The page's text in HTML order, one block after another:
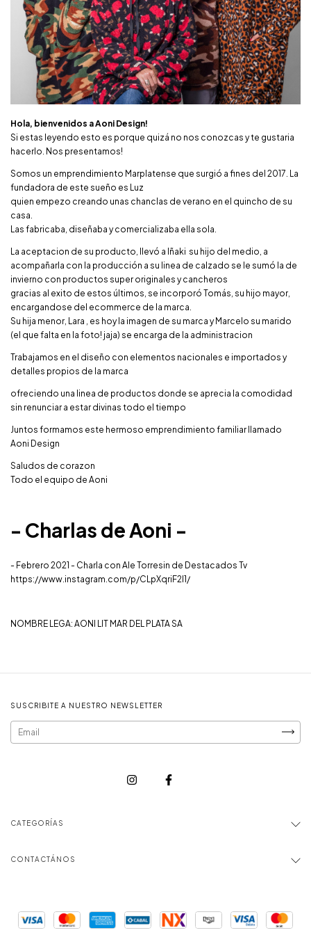
Hola, bienvenidos a Aoni Design!
Si estas leyendo esto es porque quizá no nos conozcas y te gustaria
hacerlo. Nos presentamos!
Somos un emprendimiento Marplatense que surgió a fines del 2017. La
fundadora de este sueño es Luz
quien empezo creando unas chanclas de verano en el quincho de su
casa.
Las fabricaba, diseñaba y comercializaba ella sola.
La aceptacion de su producto, llevó a Iñaki su hijo del medio, a
acompañarla con la producción a su linea de calzado se le sumó la de
invierno con productos super originales y cancheros
gracias al exito de estos últimos, se incorporó Tomás, su hijo mayor,
encargandose del ecommerce de la marca.
Su hija menor, Lara , es hoy la imagen de su marca y Marcelo su marido
(el que falta en la foto! jaja) se encarga de la administracion
Trabajamos en el diseño con elementos nacionales e importados y
detalles propios de la marca
ofreciendo una linea de productos donde se aprecia la comodidad
sin renunciar a estar divinas todo el tiempo
Juntos formamos este hermoso emprendimiento familiar llamado
Aoni Design
Saludos de corazon
Todo el equipo de Aoni
- Charlas de Aoni -
- Febrero 2021 - Charla con Ale Torresin de Destacados Tv
https://www.instagram.com/p/CLpXqriF2I1/
NOMBRE LEGA: AONI LIT MAR DEL PLATA SA
SUSCRIBITE A NUESTRO NEWSLETTER
CATEGORÍAS
CONTACTÁNOS